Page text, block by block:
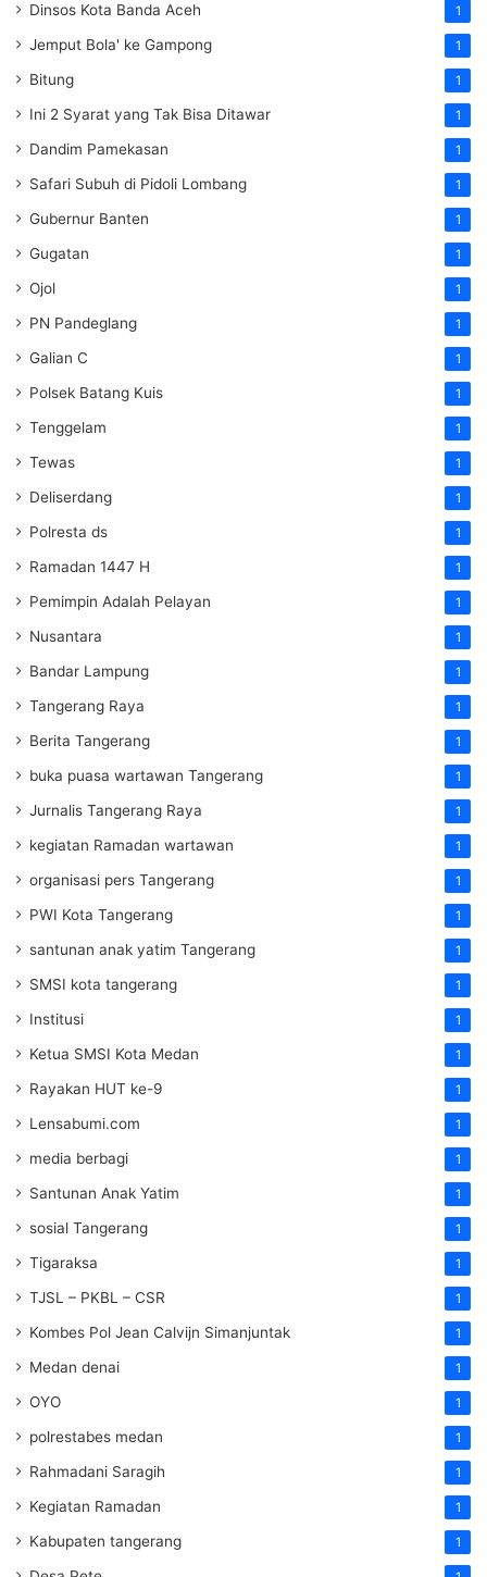
Dinsos Kota Banda Aceh 1
Jemput Bola' ke Gampong 1
Bitung 1
Ini 2 Syarat yang Tak Bisa Ditawar 1
Dandim Pamekasan 1
Safari Subuh di Pidoli Lombang 1
Gubernur Banten 1
Gugatan 1
Ojol 1
PN Pandeglang 1
Galian C 1
Polsek Batang Kuis 1
Tenggelam 1
Tewas 1
Deliserdang 1
Polresta ds 1
Ramadan 1447 H 1
Pemimpin Adalah Pelayan 1
Nusantara 1
Bandar Lampung 1
Tangerang Raya 1
Berita Tangerang 1
buka puasa wartawan Tangerang 1
Jurnalis Tangerang Raya 1
kegiatan Ramadan wartawan 1
organisasi pers Tangerang 1
PWI Kota Tangerang 1
santunan anak yatim Tangerang 1
SMSI kota tangerang 1
Institusi 1
Ketua SMSI Kota Medan 1
Rayakan HUT ke-9 1
Lensabumi.com 1
media berbagi 1
Santunan Anak Yatim 1
sosial Tangerang 1
Tigaraksa 1
TJSL – PKBL – CSR 1
Kombes Pol Jean Calvijn Simanjuntak 1
Medan denai 1
OYO 1
polrestabes medan 1
Rahmadani Saragih 1
Kegiatan Ramadan 1
Kabupaten tangerang 1